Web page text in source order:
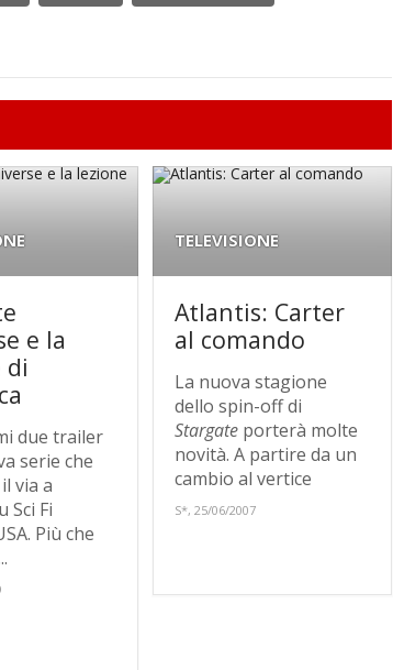
e la
di
due trailer
serie che
via a
Sci Fi
Più che
TELEVISIONE
Atlantis: Carter
al comando
La nuova stagione
dello spin-off di
Stargate porterà molte
novità. A partire da un
cambio al vertice
S*, 25/06/2007